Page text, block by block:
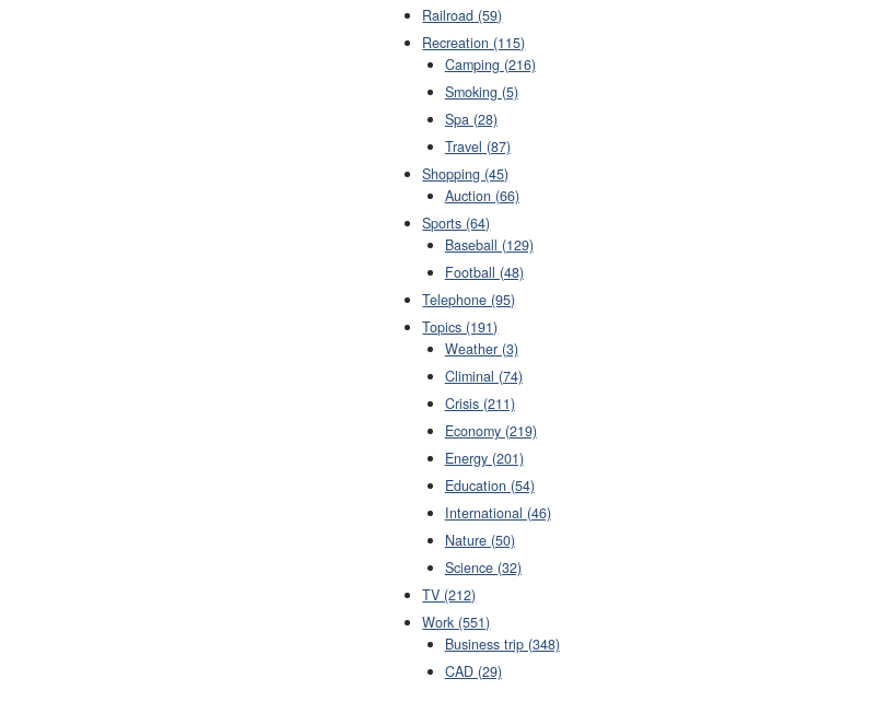
Railroad (59)
Recreation (115)
Camping (216)
Smoking (5)
Spa (28)
Travel (87)
Shopping (45)
Auction (66)
Sports (64)
Baseball (129)
Football (48)
Telephone (95)
Topics (191)
Weather (3)
Climinal (74)
Crisis (211)
Economy (219)
Energy (201)
Education (54)
International (46)
Nature (50)
Science (32)
TV (212)
Work (551)
Business trip (348)
CAD (29)